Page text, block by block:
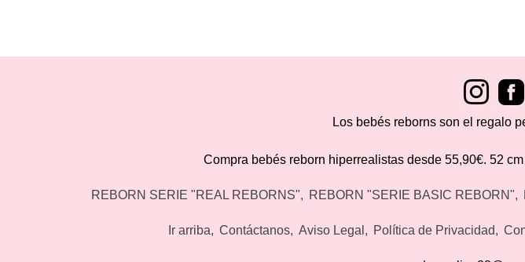
Los bebés reborns son el regalo
Compra bebés reborn hiperrealistas desde 55,90€. 52
REBORN SERIE "REAL REBORNS" REBORN "SERIE BASIC REBORN"
Ir arriba Contáctanos Aviso Legal Política de Privacidad